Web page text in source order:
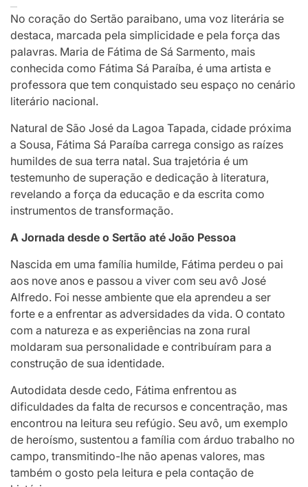
No coração do Sertão paraibano, uma voz literária se
destaca, marcada pela simplicidade e pela força das
palavras. Maria de Fátima de Sá Sarmento, mais
conhecida como Fátima Sá Paraíba, é uma artista e
professora que tem conquistado seu espaço no cenário
literário nacional.
Natural de São José da Lagoa Tapada, cidade próxima
a Sousa, Fátima Sá Paraíba carrega consigo as raízes
humildes de sua terra natal. Sua trajetória é um
testemunho de superação e dedicação à literatura,
revelando a força da educação e da escrita como
instrumentos de transformação.
A Jornada desde o Sertão até João Pessoa
Nascida em uma família humilde, Fátima perdeu o pai
aos nove anos e passou a viver com seu avô José
Alfredo. Foi nesse ambiente que ela aprendeu a ser
forte e a enfrentar as adversidades da vida. O contato
com a natureza e as experiências na zona rural
moldaram sua personalidade e contribuíram para a
construção de sua identidade.
Autodidata desde cedo, Fátima enfrentou as
dificuldades da falta de recursos e concentração, mas
encontrou na leitura seu refúgio. Seu avô, um exemplo
de heroísmo, sustentou a família com árduo trabalho no
campo, transmitindo-lhe não apenas valores, mas
também o gosto pela leitura e pela contação de